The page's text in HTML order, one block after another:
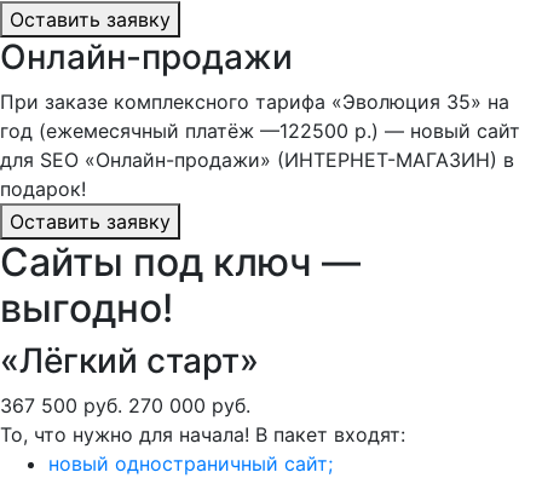
Оставить заявку
Онлайн-продажи
При заказе комплексного тарифа «Эволюция 35» на
год (ежемесячный платёж —122500 р.) — новый сайт
для SEO «Онлайн-продажи» (ИНТЕРНЕТ-МАГАЗИН) в
подарок!
Оставить заявку
Сайты под ключ —
выгодно!
«Лёгкий старт»
367 500 руб. 270 000 руб.
То, что нужно для начала! В пакет входят:
новый одностраничный сайт;